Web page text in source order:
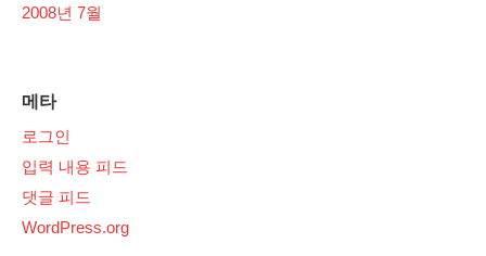
2008년 7월
메타
로그인
입력 내용 피드
댓글 피드
WordPress.org